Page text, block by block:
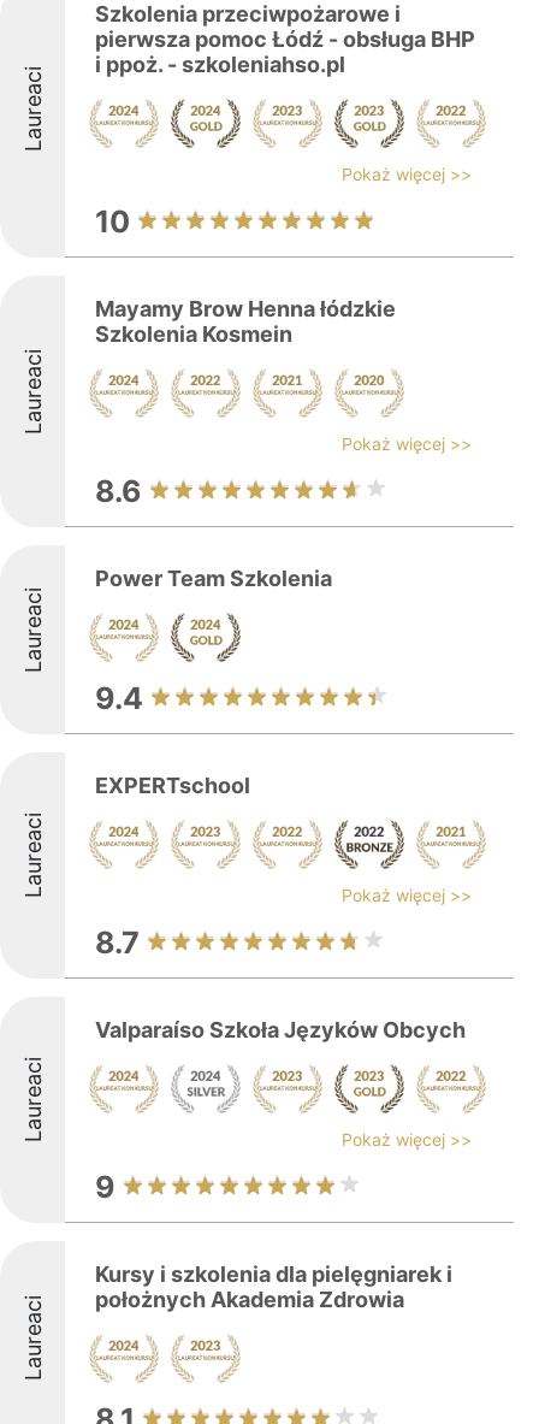
Laureaci
Szkolenia przeciwpożarowe i
pierwsza pomoc Łódź - obsługa BHP
i ppoż. - szkoleniahso.pl
Pokaż więcej >>
10
Laureaci
Mayamy Brow Henna łódzkie
Szkolenia Kosmein
Pokaż więcej >>
8.6
Laureaci
Power Team Szkolenia
9.4
Laureaci
EXPERTschool
Pokaż więcej >>
8.7
Laureaci
Valparaíso Szkoła Języków Obcych
Pokaż więcej >>
9
Laureaci
Kursy i szkolenia dla pielęgniarek i
położnych Akademia Zdrowia